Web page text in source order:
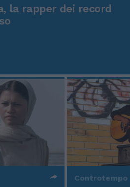
la rapper dei record
Controtempo